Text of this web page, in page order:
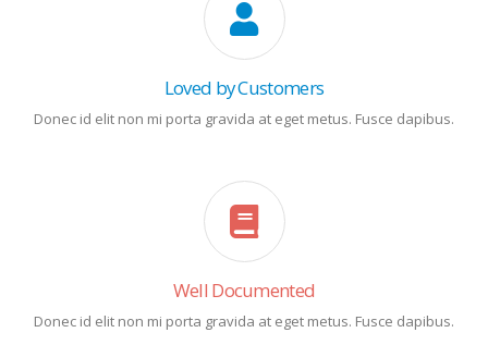
Loved by Customers
Donec id elit non mi porta gravida at eget metus. Fusce dapibus.
Well Documented
Donec id elit non mi porta gravida at eget metus. Fusce dapibus.